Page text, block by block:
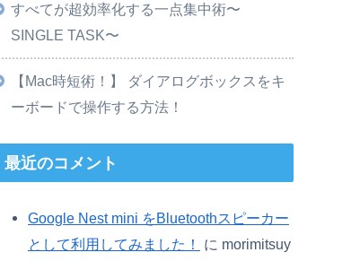
すべてが超効率化する一点集中術〜
SINGLE TASK〜
【Mac時短術！】 ダイアログボックスをキ
ーボードで操作する方法！
最近のコメント
Google Nest mini をBluetoothスピーカー
として利用してみました！
に morimitsuy